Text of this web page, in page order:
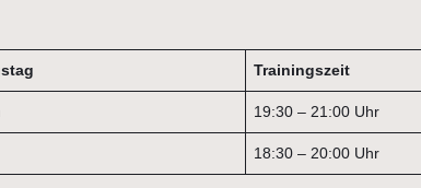
Trainingszeit
19:30 – 21:00 Uhr
18:30 – 20:00 Uhr